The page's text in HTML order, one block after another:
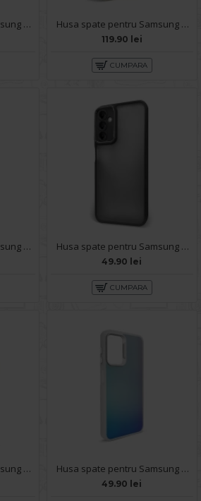
Husa spate pentru Samsung Galaxy A14- Lys case Negru Husa spate pentru Samsung Galaxy A14- Happy case
119.90 lei
CUMPARA
Husa spate pentru Samsung Galaxy A14- Lys case Turcoaz Husa spate pentru Samsung Galaxy A14- Catwalk Case Negru
49.90 lei
CUMPARA
Husa spate pentru Samsung A14 - Misty Case Husa spate pentru Samsung Galaxy A14- IGLOO Case Multicolor
49.90 lei